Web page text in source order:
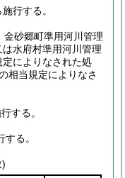
行する。
金砂郷町準用河川管理
は水府村準用河川管理
定によりなされた処
相当規定によりなさ
する。
る。
)